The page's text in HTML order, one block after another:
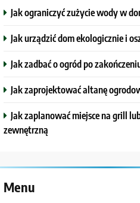
Jak ograniczyć zużycie wody w
Jak urządzić dom ekologicznie i
Jak zadbać o ogród po
Jak zaprojektować altanę
Jak zaplanować miejsce na grill
zewnętrzną
Menu